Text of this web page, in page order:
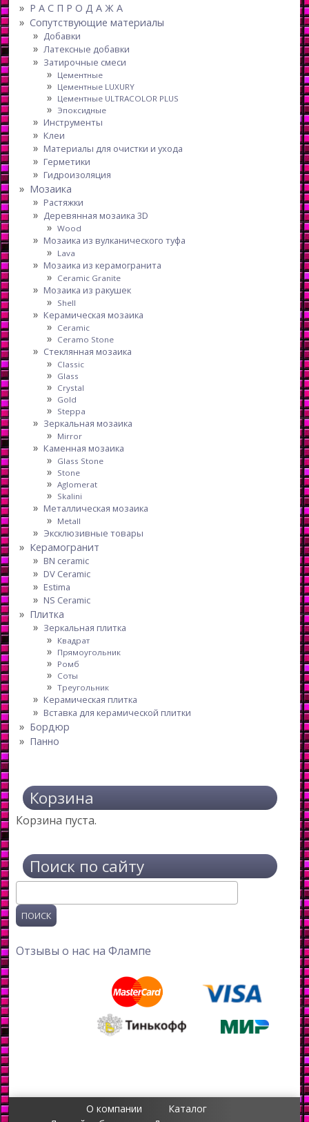
Р А С П Р О Д А Ж А
Сопутствующие материалы
Добавки
Латексные добавки
Затирочные смеси
Цементные
Цементные LUXURY
Цементные ULTRACOLOR PLUS
Эпоксидные
Инструменты
Клеи
Материалы для очистки и ухода
Герметики
Гидроизоляция
Мозаика
Растяжки
Деревянная мозаика 3D
Wood
Мозаика из вулканического туфа
Lava
Мозаика из керамогранита
Ceramic Granite
Мозаика из ракушек
Shell
Керамическая мозаика
Ceramic
Ceramo Stone
Стеклянная мозаика
Classic
Glass
Crystal
Gold
Steppa
Зеркальная мозаика
Mirror
Каменная мозаика
Glass Stone
Stone
Aglomerat
Skalini
Металлическая мозаика
Metall
Эксклюзивные товары
Керамогранит
BN ceramic
DV Ceramic
Estima
NS Ceramic
Плитка
Зеркальная плитка
Квадрат
Прямоугольник
Ромб
Соты
Треугольник
Керамическая плитка
Вставка для керамической плитки
Бордюр
Панно
Корзина
Корзина пуста.
Поиск по сайту
Отзывы о нас на Флампе
О компании
Каталог